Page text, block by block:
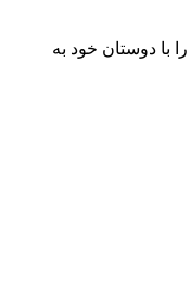
با دوستان خود به